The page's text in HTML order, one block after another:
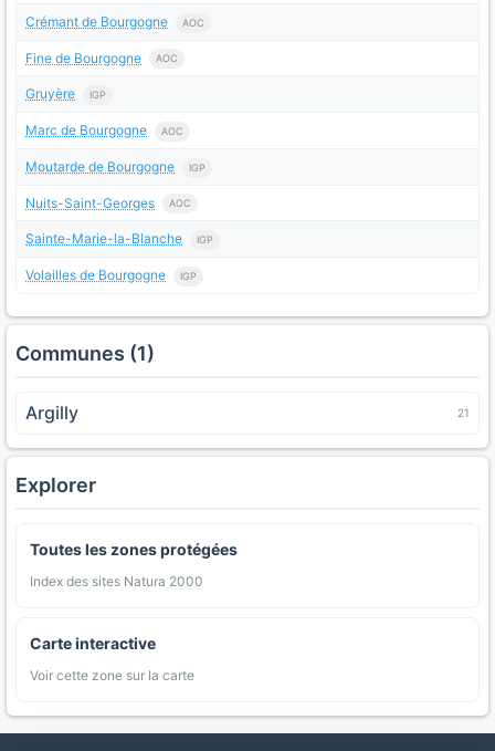
Crémant de Bourgogne AOC
Fine de Bourgogne AOC
Gruyère IGP
Marc de Bourgogne AOC
Moutarde de Bourgogne IGP
Nuits-Saint-Georges AOC
Sainte-Marie-la-Blanche IGP
Volailles de Bourgogne IGP
Communes (1)
Argilly 21
Explorer
Toutes les zones protégées
Index des sites Natura 2000
Carte interactive
Voir cette zone sur la carte